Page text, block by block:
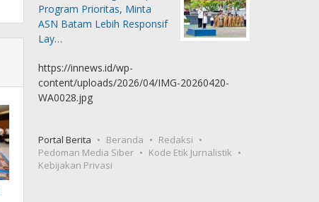
Program Prioritas, Minta
ASN Batam Lebih Responsif
Lay…
https://innews.id/wp-
content/uploads/2026/04/IMG-20260420-
WA0028.jpg
Portal Berita Beranda
Redaksi
Pedoman Media Siber
Kode Etik Jurnalistik
Kebijakan Privasi